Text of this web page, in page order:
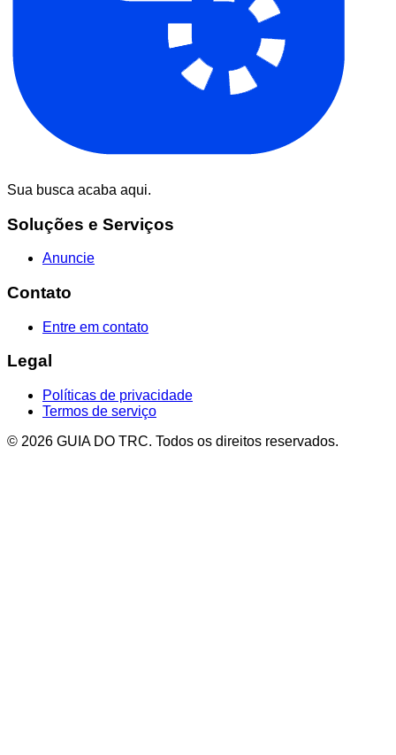
Sua busca acaba aqui.
Soluções e Serviços
Anuncie
Contato
Entre em contato
Legal
Políticas de privacidade
Termos de serviço
© 2026 GUIA DO TRC. Todos os direitos reservados.